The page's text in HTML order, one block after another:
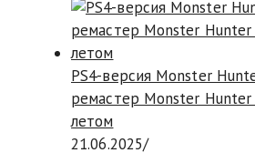
PS4-версия Monster
ремастер Monster
летом
21.06.2025/